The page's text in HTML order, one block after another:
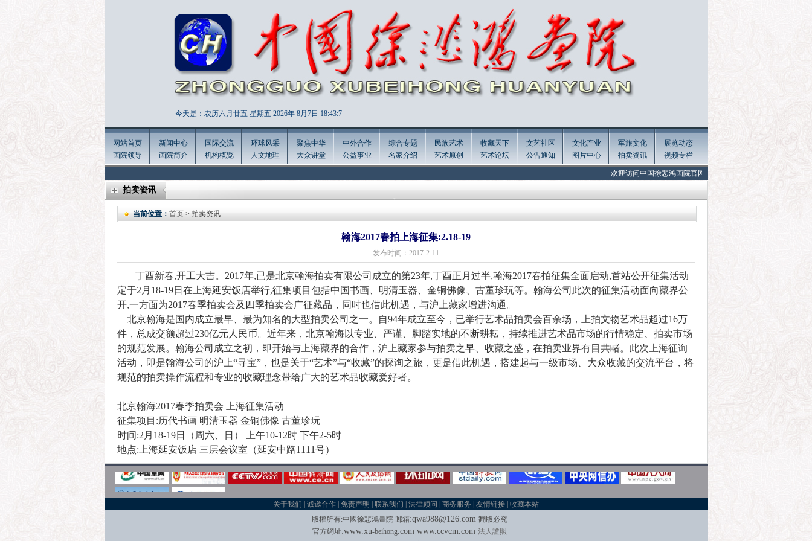
今天是：农历六月廿五 星期五 2026年 8月7日 18:43:7
网站首页
画院领导
新闻中心
画院简介
国际交流
机构概览
环球风采
人文地理
聚焦中华
大众讲堂
中外合作
公益事业
综合专题
名家介绍
民族艺术
艺术原创
收藏天下
艺术论坛
文艺社区
公告通知
文化产业
图片中心
军旅文化
拍卖资讯
展览动态
视频专栏
欢迎访问中国徐悲鸿画院官网! Welcome to the official website of
拍卖资讯
当前位置： 首页> 拍卖资讯
翰海2017春拍上海征集:2.18-19
发布时间：2017-2-11
丁酉新春,开工大吉。2017年,已是北京翰海拍卖有限公司成立的第23年,丁酉正月过半,翰海2017春拍征集全面启动,首站公开征集活动
定于2月18-19日在上海延安饭店举行,征集项目包括中国书画、明清玉器、金铜佛像、古董珍玩等。翰海公司此次的征集活动面向藏界公
开,一方面为2017春季拍卖会及四季拍卖会广征藏品，同时也借此机遇，与沪上藏家增进沟通。
北京翰海是国内成立最早、最为知名的大型拍卖公司之一。自94年成立至今，已举行艺术品拍卖会百余场，上拍文物艺术品超过16万
件，总成交额超过230亿元人民币。近年来，北京翰海以专业、严谨、脚踏实地的不断耕耘，持续推进艺术品市场的行情稳定、拍卖市场
的规范发展。翰海公司成立之初，即开始与上海藏界的合作，沪上藏家参与拍卖之早、收藏之盛，在拍卖业界有目共睹。此次上海征询
活动，即是翰海公司的沪上“寻宝”，也是关于“艺术”与“收藏”的探询之旅，更是借此机遇，搭建起与一级市场、大众收藏的交流平台，将
规范的拍卖操作流程和专业的收藏理念带给广大的艺术品收藏爱好者。
北京翰海2017春季拍卖会 上海征集活动
征集项目:历代书画 明清玉器 金铜佛像 古董珍玩
时间:2月18-19日（周六、日） 上午10-12时 下午2-5时
地点:上海延安饭店 三层会议室（延安中路1111号）
关于我们 诚邀合作 免责声明 联系我们 法律顾问 商务服务 友情链接 收藏本站
版權所有:中國徐悲鴻畫院 郵箱:qwa988@126.com 翻版必究
官方網址:www.xu-beihong.com www.ccvcm.com 法人證照